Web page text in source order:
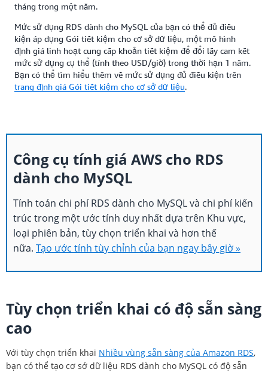
tháng trong một năm.
Mức sử dụng RDS dành cho MySQL của bạn có thể đủ điều
kiện áp dụng Gói tiết kiệm cho cơ sở dữ liệu, một mô hình
định giá linh hoạt cung cấp khoản tiết kiệm để đổi lấy cam kết
mức sử dụng cụ thể (tính theo USD/giờ) trong thời hạn 1 năm.
Bạn có thể tìm hiểu thêm về mức sử dụng đủ điều kiện trên
trang định giá Gói tiết kiệm cho cơ sở dữ liệu.
Công cụ tính giá AWS cho RDS
dành cho MySQL
Tính toán chi phí RDS dành cho MySQL và chi phí kiến
trúc trong một ước tính duy nhất dựa trên Khu vực,
loại phiên bản, tùy chọn triển khai và hơn thế
nữa. Tạo ước tính tùy chỉnh của bạn ngay bây giờ »
Tùy chọn triển khai có độ sẵn sàng
cao
Với tùy chọn triển khai Nhiều vùng sẵn sàng của Amazon RDS,
bạn có thể tạo cơ sở dữ liệu RDS dành cho MySQL có độ sẵn